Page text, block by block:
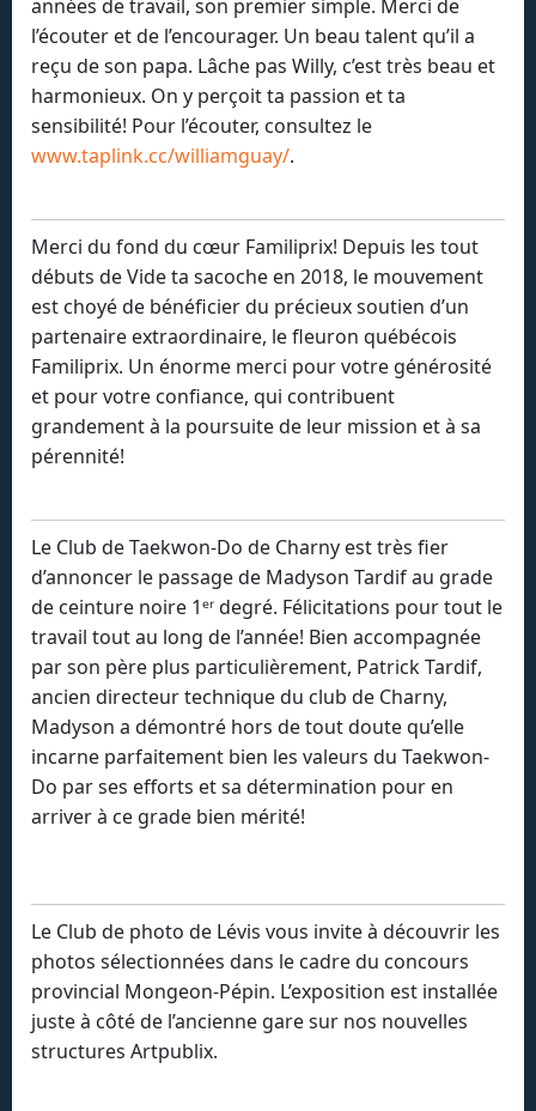
années de travail, son premier simple. Merci de
l’écouter et de l’encourager. Un beau talent qu’il a
reçu de son papa. Lâche pas Willy, c’est très beau et
harmonieux. On y perçoit ta passion et ta
sensibilité! Pour l’écouter, consultez le
www.taplink.cc/williamguay/.
Merci du fond du cœur Familiprix! Depuis les tout
débuts de Vide ta sacoche en 2018, le mouvement
est choyé de bénéficier du précieux soutien d’un
partenaire extraordinaire, le fleuron québécois
Familiprix. Un énorme merci pour votre générosité
et pour votre confiance, qui contribuent
grandement à la poursuite de leur mission et à sa
pérennité!
Le Club de Taekwon-Do de Charny est très fier
d’annoncer le passage de Madyson Tardif au grade
de ceinture noire 1ᵉʳ degré. Félicitations pour tout le
travail tout au long de l’année! Bien accompagnée
par son père plus particulièrement, Patrick Tardif,
ancien directeur technique du club de Charny,
Madyson a démontré hors de tout doute qu’elle
incarne parfaitement bien les valeurs du Taekwon-
Do par ses efforts et sa détermination pour en
arriver à ce grade bien mérité!
Le Club de photo de Lévis vous invite à découvrir les
photos sélectionnées dans le cadre du concours
provincial Mongeon-Pépin. L’exposition est installée
juste à côté de l’ancienne gare sur nos nouvelles
structures Artpublix.